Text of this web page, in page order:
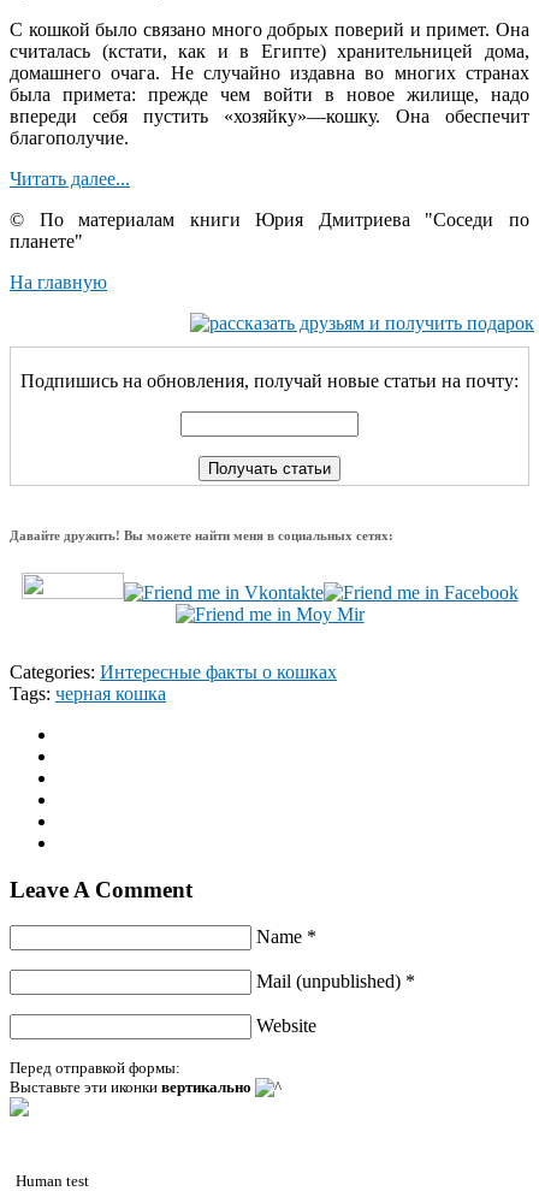
С кошкой было связано много добрых поверий и примет. Она
считалась (кстати, как и в Египте) хранительницей дома,
домашнего очага. Не случайно издавна во многих странах
была примета: прежде чем войти в новое жилище, надо
впереди себя пустить «хозяйку»—кошку. Она обеспечит
благополучие.
Читать далее...
© По материалам книги Юрия Дмитриева "Соседи по
планете"
На главную
Подпишись на обновления, получай новые статьи на почту:
Давайте дружить! Вы можете найти меня в социальных сетях:
Categories: Интересные факты о кошках
Tags: черная кошка
Leave A Comment
Name *
Mail (unpublished) *
Website
Перед отправкой формы:
Выставьте эти иконки вертикально
Human test